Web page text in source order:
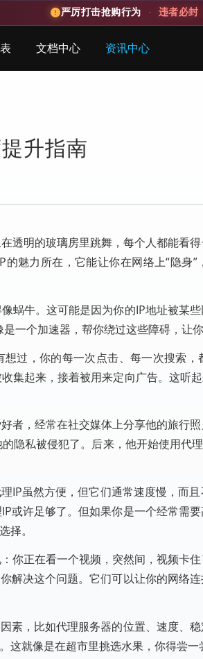
严厉打击抢购行为 · 违者必封
文档中心 资讯中心
升指南
透明的玻璃房里跳舞，每个人都能看
魅力所在，它能让你在网络上“隐身
蜗牛。这可能是因为你的IP地址被某
一个加速器，帮你绕过这些障碍，让
过，你的每一次点击、每一次搜索
集起来，接着被用来定向广告。这听
者，经常在社交媒体上分享他的旅行
隐私被侵犯了。后来，他开始使用代
IP虽然方便，但它们通常速度慢，而
或许足够了。但如果你是一个经常需
择。
你正在看一个视频，突然间，视频卡
解决这个问题。它们可以让你的网络
素，比如代理服务器的位置、速度、
就像是在超市里挑选水果，你得尝一